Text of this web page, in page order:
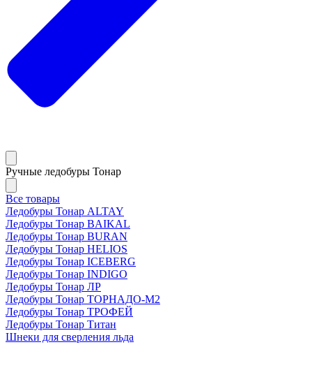
Ручные ледобуры Тонар
Все товары
Ледобуры Тонар ALTAY
Ледобуры Тонар BAIKAL
Ледобуры Тонар BURAN
Ледобуры Тонар HELIOS
Ледобуры Тонар ICEBERG
Ледобуры Тонар INDIGO
Ледобуры Тонар ЛР
Ледобуры Тонар ТОРНАДО-М2
Ледобуры Тонар ТРОФЕЙ
Ледобуры Тонар Титан
Шнеки для сверления льда